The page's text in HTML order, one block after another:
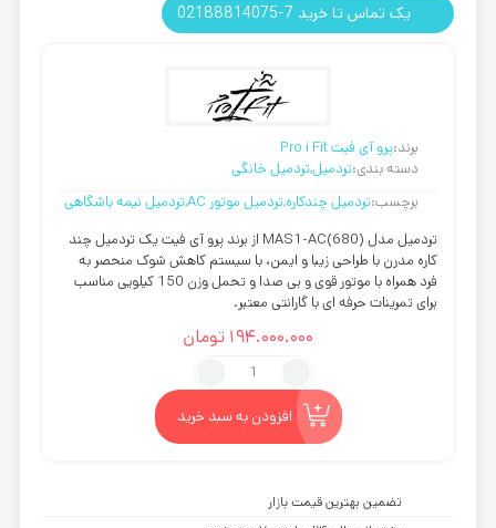
یک تماس تا خرید 7-02188814075
برند:پرو آی فیت Pro i Fit
دسته بندی:تردمیل,تردمیل خانگی
برچسب:تردمیل چندکاره,تردمیل موتور AC ,تردمیل نیمه باشگاهی
تردمیل مدل (MAS1-AC(680
از برند پرو آی فیت یک تردمیل چند
کاره مدرن با طراحی زیبا و ایمن، با سیستم کاهش شوک منحصر به
فرد همراه با موتور قوی و بی صدا و تحمل وزن 150 کیلویی مناسب
برای تمرینات حرفه ای با گارانتی معتبر.
194.000.000 تومان
چندکاره
پرو
آی
MAS1-
AC
افزودن به سبد خرید
تضمین بهترین قیمت بازار